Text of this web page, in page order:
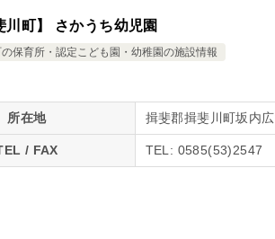
川町】 さかうち幼児園
保育所・認定こども園・幼稚園の施設情報
所在地 揖斐郡揖斐川町坂内
/ FAX TEL: 0585(53)2547